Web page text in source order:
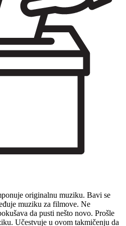
originalnu muziku. Bavi se
muziku za filmove. Ne
da pusti nešto novo. Prošle
Učestvuje u ovom takmičenju da